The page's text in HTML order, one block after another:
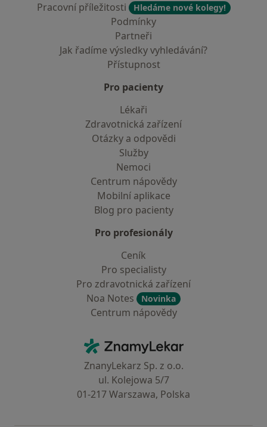
Pracovní příležitosti
Hledáme nové kolegy!
Podmínky
Partneři
Jak řadíme výsledky vyhledávání?
Přístupnost
Pro pacienty
Lékaři
Zdravotnická zařízení
Otázky a odpovědi
Služby
Nemoci
Centrum nápovědy
Mobilní aplikace
Blog pro pacienty
Pro profesionály
Ceník
Pro specialisty
Pro zdravotnická zařízení
Noa Notes
Novinka
Centrum nápovědy
ZnamyLekar - Hlavní stránka
ZnanyLekarz Sp. z o.o.
ul. Kolejowa 5/7
01-217 Warszawa, Polska